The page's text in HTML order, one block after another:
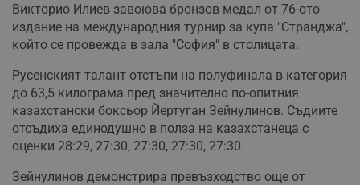
Викторио Илиев завоюва бронзов медал от 76-ото
издание на международния турнир за купа "Странджа",
който се провежда в зала "София" в столицата.
Русенският талант отстъпи на полуфинала в категория
до 63,5 килограма пред значително по-опитния
казахстански боксьор Йертуган Зейнулинов. Съдиите
отсъдиха единодушно в полза на казахстанеца с
оценки 28:29, 27:30, 27:30, 27:30, 27:30.
Зейнулинов демонстрира превъзходство още от